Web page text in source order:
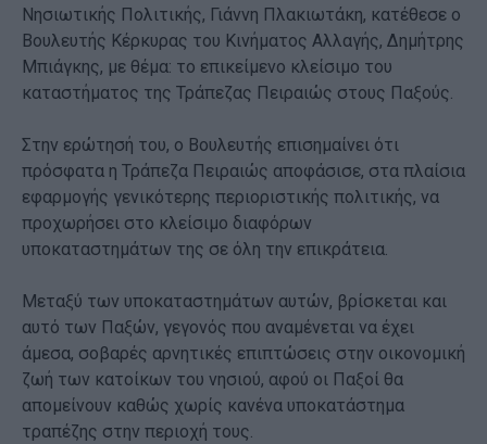
Νησιωτικής Πολιτικής, Γιάννη Πλακιωτάκη, κατέθεσε ο
Βουλευτής Κέρκυρας του Κινήματος Αλλαγής, Δημήτρης
Μπιάγκης, με θέμα: το επικείμενο κλείσιμο του
καταστήματος της Τράπεζας Πειραιώς στους Παξούς.
Στην ερώτησή του, ο Βουλευτής επισημαίνει ότι
πρόσφατα η Τράπεζα Πειραιώς αποφάσισε, στα πλαίσια
εφαρμογής γενικότερης περιοριστικής πολιτικής, να
προχωρήσει στο κλείσιμο διαφόρων
υποκαταστημάτων της σε όλη την επικράτεια.
Μεταξύ των υποκαταστημάτων αυτών, βρίσκεται και
αυτό των Παξών, γεγονός που αναμένεται να έχει
άμεσα, σοβαρές αρνητικές επιπτώσεις στην οικονομική
ζωή των κατοίκων του νησιού, αφού οι Παξοί θα
απομείνουν καθώς χωρίς κανένα υποκατάστημα
τραπέζης στην περιοχή τους.